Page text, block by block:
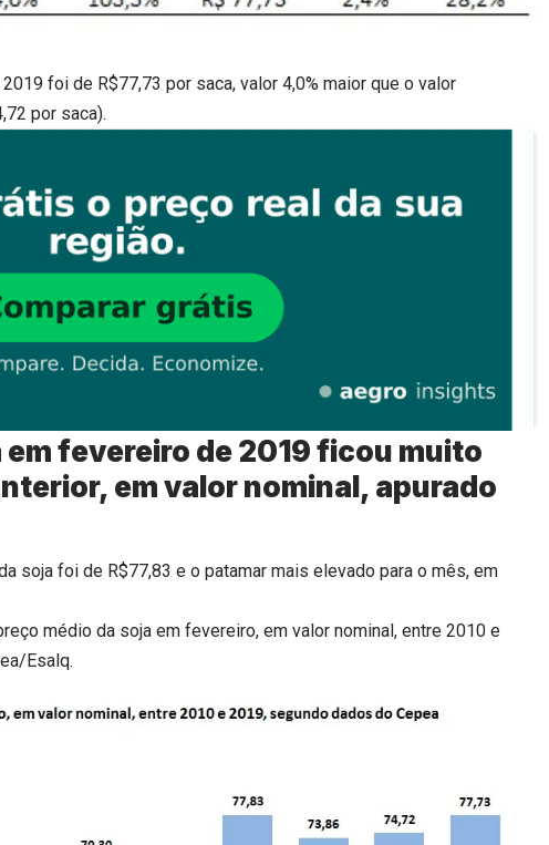
foi de R$77,73 por saca, valor 4,0% maior que o valor
por saca).
em fevereiro de 2019 ficou muito
em valor nominal, apurado
soja foi de R$77,83 e o patamar mais elevado para o mês, em
médio da soja em fevereiro, em valor nominal, entre 2010 e
Esalq.